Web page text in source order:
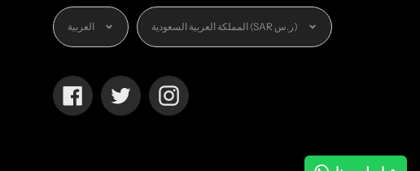
اللغة
العربية العملة المملكة العربية السعودية (SAR ر.س)
FacebookTwitterInstagram